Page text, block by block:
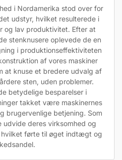
i Nordamerika stod over for
udstyr, hvilket resulterede i
og lav produktivitet. Efter at
stenknusere oplevede de en
i produktionseffektiviteten
af vores maskiner
at knuse et bredere udvalg af
sten, uden problemer.
betydelige besparelser i
takket være maskinernes
brugervenlige betjening. Som
udvide deres virksomhed og
førte til øget indtægt og